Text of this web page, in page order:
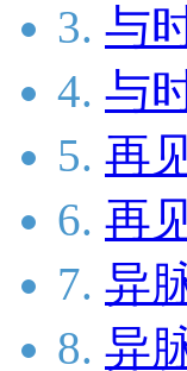
3. 与
4. 与
5. 再
6. 再
7. 异
8. 异